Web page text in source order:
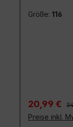
Größe: 116
20,99 €
Preise inkl.